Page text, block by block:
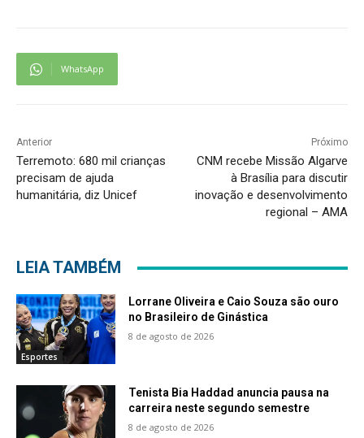
WhatsApp
Anterior
Terremoto: 680 mil crianças
precisam de ajuda
humanitária, diz Unicef
Próximo
CNM recebe Missão Algarve
à Brasília para discutir
inovação e desenvolvimento
regional – AMA
LEIA TAMBÉM
Esportes
Lorrane Oliveira e Caio Souza são ouro
no Brasileiro de Ginástica
8 de agosto de 2026
Tenista Bia Haddad anuncia pausa na
carreira neste segundo semestre
8 de agosto de 2026